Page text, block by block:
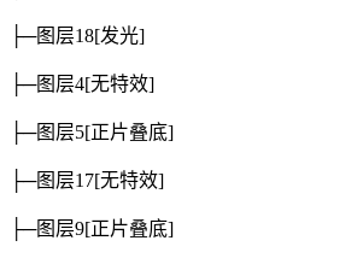
├─图层18[发光]
├─图层4[无特效]
├─图层5[正片叠底]
├─图层17[无特效]
├─图层9[正片叠底]